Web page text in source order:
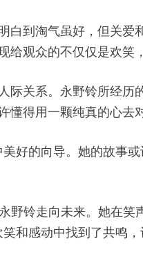
到淘气虽好，但关
观众的不仅仅是欢笑
关系。永野铃所经
得用一颗纯真的心去
好的向导。她的故事
野铃走向未来。她在
和感动中找到了共鸣